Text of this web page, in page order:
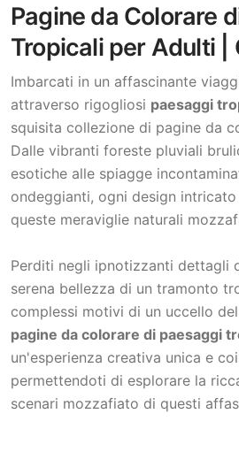
Pagine da Colorare
Tropicali per Adulti |
Imbarcati in un affascinante
attraverso rigogliosi paesaggi
squisita collezione di pagine da
Dalle vibranti foreste pluviali
esotiche alle spiagge
ondeggianti, ogni design
queste meraviglie naturali
Perditi negli ipnotizzanti dettagli
serena bellezza di un tramonto
complessi motivi di un uccello
pagine da colorare di paesaggi
un'esperienza creativa unica e
permettendoti di esplorare la
scenari mozzafiato di questi